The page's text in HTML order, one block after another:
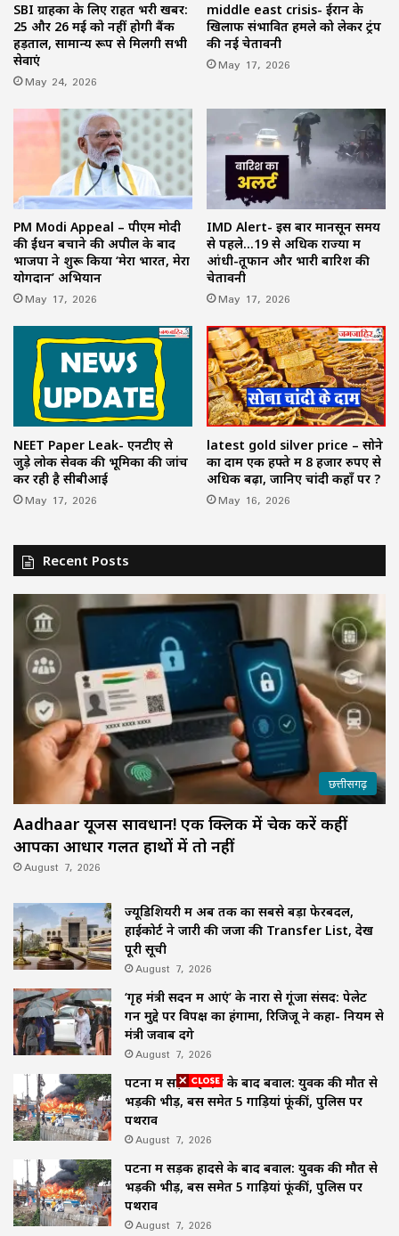
SBI ग्राहकों के लिए राहत भरी खबर:
25 और 26 मई को नहीं होगी बैंक
हड़ताल, सामान्य रूप से मिलेंगी सभी
सेवाएं
May 24, 2026
middle east crisis- ईरान के
खिलाफ संभावित हमले को लेकर ट्रंप
की नई चेतावनी
May 17, 2026
PM Modi Appeal – पीएम मोदी
की ईंधन बचाने की अपील के बाद
भाजपा ने शुरू किया ‘मेरा भारत, मेरा
योगदान’ अभियान
May 17, 2026
IMD Alert- इस बार मानसून समय
से पहले…19 से अधिक राज्यों में
आंधी-तूफान और भारी बारिश की
चेतावनी
May 17, 2026
NEET Paper Leak- एनटीए से
जुड़े लोक सेवक की भूमिका की जांच
कर रही है सीबीआई
May 17, 2026
latest gold silver price – सोने
का दाम एक हफ्ते में 8 हजार रुपए से
अधिक बढ़ा, जानिए चांदी कहाँ पर ?
May 16, 2026
Recent Posts
छत्तीसगढ़
Aadhaar यूजर्स सावधान! एक क्लिक में चेक करें कहीं
आपका आधार गलत हाथों में तो नहीं
August 7, 2026
ज्यूडिशियरी में अब तक का सबसे बड़ा फेरबदल,
हाईकोर्ट ने जारी की जजों की Transfer List, देखें
पूरी सूची
August 7, 2026
‘गृह मंत्री सदन में आएं’ के नारों से गूंजा संसद: पेलेट
गन मुद्दे पर विपक्ष का हंगामा, रिजिजू ने कहा- नियम से
मंत्री जवाब देंगे
August 7, 2026
पटना में सड़क हादसे के बाद बवाल: युवक की मौत से
भड़की भीड़, बस समेत 5 गाड़ियां फूंकीं, पुलिस पर
पथराव
August 7, 2026
पटना में सड़क हादसे के बाद बवाल: युवक की मौत से
भड़की भीड़, बस समेत 5 गाड़ियां फूंकीं, पुलिस पर
पथराव
August 7, 2026